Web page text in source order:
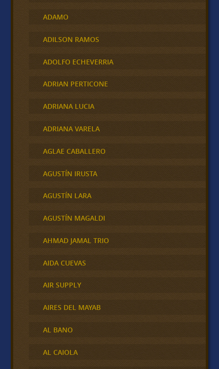
ADAMO
ADILSON RAMOS
ADOLFO ECHEVERRIA
ADRIAN PERTICONE
ADRIANA LUCIA
ADRIANA VARELA
AGLAE CABALLERO
AGUSTÍN IRUSTA
AGUSTÍN LARA
AGUSTÍN MAGALDI
AHMAD JAMAL TRIO
AIDA CUEVAS
AIR SUPPLY
AIRES DEL MAYAB
AL BANO
AL CAIOLA